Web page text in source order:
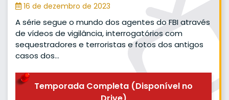
16 de dezembro de 2023
A série segue o mundo dos agentes do FBI através
de vídeos de vigilância, interrogatórios com
sequestradores e terroristas e fotos dos antigos
casos dos…
Temporada Completa (Disponível no